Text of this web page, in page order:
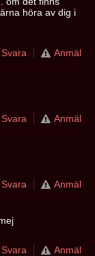
höra av dig i
Svara Anmäl
Svara Anmäl
Svara Anmäl
Svara Anmäl